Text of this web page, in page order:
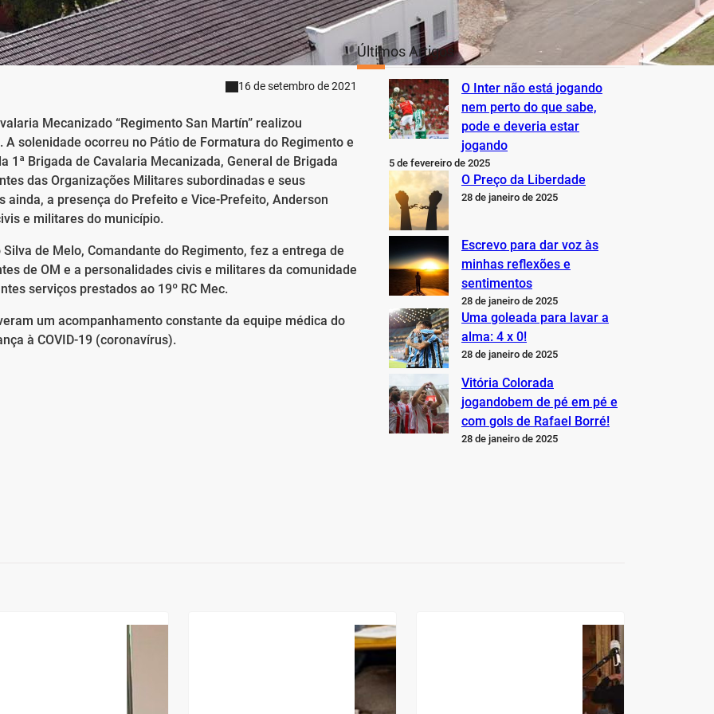
16 de setembro de 2021
Mecanizado “Regimento San Martín” realizou
solenidade ocorreu no Pátio de Formatura do Regimento e
1ª Brigada de Cavalaria Mecanizada, General de Brigada
das Organizações Militares subordinadas e seus
ainda, a presença do Prefeito e Vice-Prefeito, Anderson
e militares do município.
de Melo, Comandante do Regimento, fez a entrega de
de OM e a personalidades civis e militares da comunidade
serviços prestados ao 19º RC Mec.
um acompanhamento constante da equipe médica do
à COVID-19 (coronavírus).
Últimos Artigos
O Inter não está jogando
nem perto do que sabe,
pode e deveria estar
jogando
5 de fevereiro de 2025
O Preço da Liberdade
28 de janeiro de 2025
Escrevo para dar voz às
minhas reflexões e
sentimentos
28 de janeiro de 2025
Uma goleada para lavar a
alma: 4 x 0!
28 de janeiro de 2025
Vitória Colorada
jogandobem de pé em pé e
com gols de Rafael Borré!
28 de janeiro de 2025